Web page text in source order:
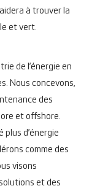
à trouver la
et vert.
de l’énergie en
Nous concevons,
des
et offshore.
plus d’énergie
comme des
visons
et des